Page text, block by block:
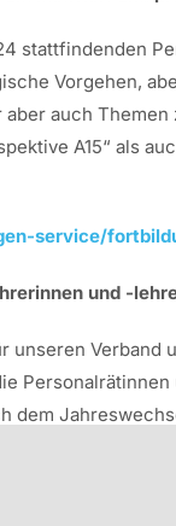
stattfindenden
Vorgehen,
auch
A15“ als
service/
und -
unseren Verband
dem